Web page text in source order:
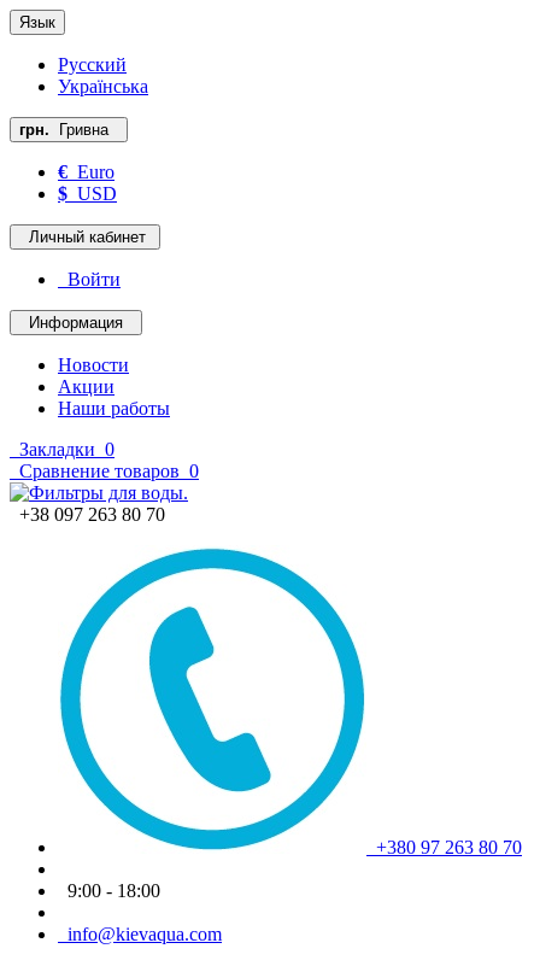
Язык
Русский
Українська
грн. Гривна
€ Euro
$ USD
Личный кабинет
Войти
Информация
Новости
Акции
Наши работы
Закладки 0
Сравнение товаров 0
+38 097 263 80 70
+380 97 263 80 70
9:00 - 18:00
info@kievaqua.com